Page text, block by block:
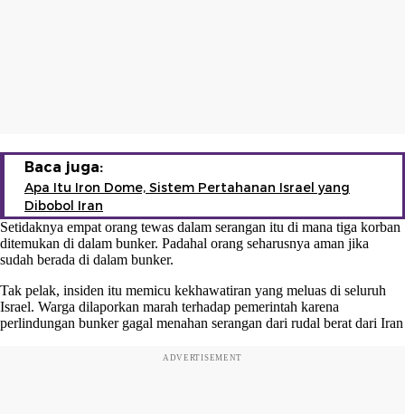
Baca juga:
Apa Itu Iron Dome, Sistem Pertahanan Israel yang
Dibobol Iran
Setidaknya empat orang tewas dalam serangan itu di mana tiga korban
ditemukan di dalam bunker. Padahal orang seharusnya aman jika
sudah berada di dalam bunker.
Tak pelak, insiden itu memicu kekhawatiran yang meluas di seluruh
Israel. Warga dilaporkan marah terhadap pemerintah karena
perlindungan bunker gagal menahan serangan dari rudal berat dari Iran
ADVERTISEMENT